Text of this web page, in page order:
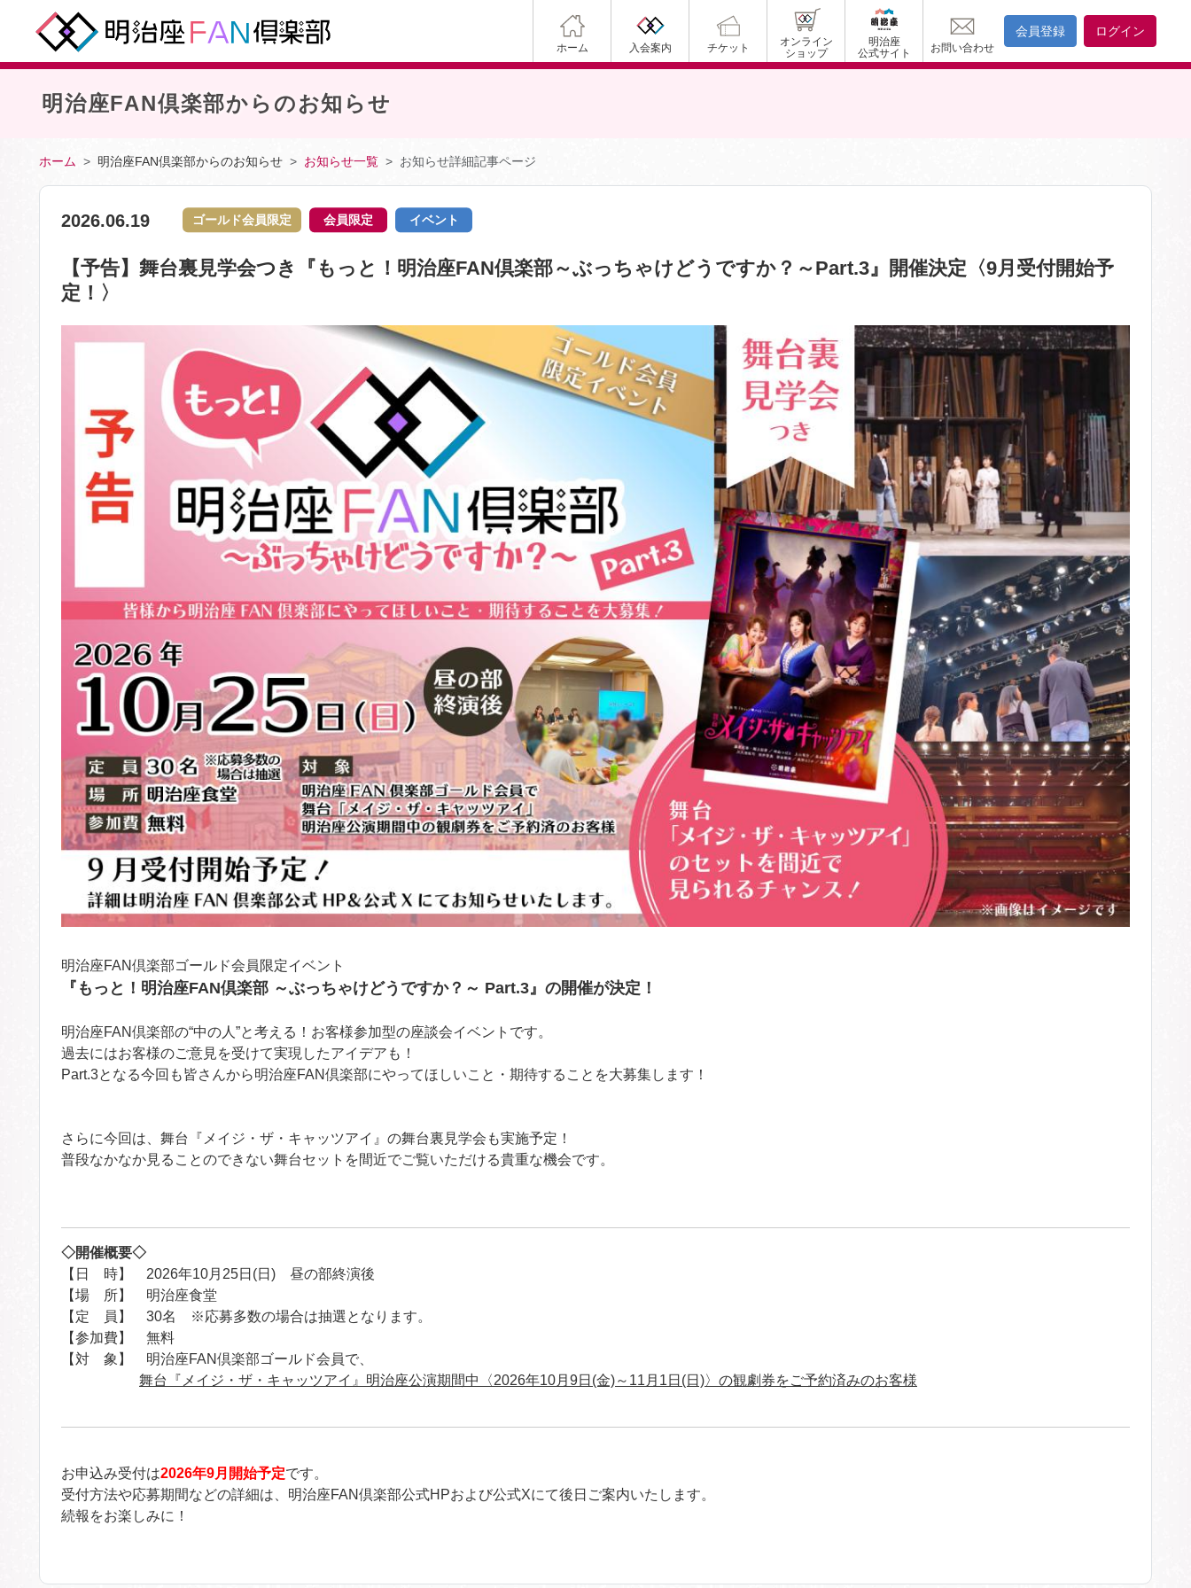
ホーム 入会案内 チケット
オンライン
ショップ
明治座
公式サイト
お問い合わせ
会員登録 ログイン
明治座FAN倶楽部からのお知らせ
ホーム 明治座FAN倶楽部からのお知らせ お知らせ一覧 お知らせ詳細記事ページ
2026.06.19 ゴールド会員限定 会員限定 イベント
【予告】舞台裏見学会つき『もっと！明治座FAN倶楽部～ぶっちゃけどうですか？～Part.3』開催決定〈9月受付開始予
定！〉
明治座FAN倶楽部ゴールド会員限定イベント
『もっと！明治座FAN倶楽部 ～ぶっちゃけどうですか？～ Part.3』の開催が決定！
明治座FAN倶楽部の“中の人”と考える！お客様参加型の座談会イベントです。
過去にはお客様のご意見を受けて実現したアイデアも！
Part.3となる今回も皆さんから明治座FAN倶楽部にやってほしいこと・期待することを大募集します！
さらに今回は、舞台『メイジ・ザ・キャッツアイ』の舞台裏見学会も実施予定！
普段なかなか見ることのできない舞台セットを間近でご覧いただける貴重な機会です。
◇開催概要◇
【日 時】 2026年10月25日(日) 昼の部終演後
【場 所】 明治座食堂
【定 員】 30名 ※応募多数の場合は抽選となります。
【参加費】 無料
【対 象】 明治座FAN倶楽部ゴールド会員で、
舞台『メイジ・ザ・キャッツアイ』明治座公演期間中〈2026年10月9日(金)～11月1日(日)〉の観劇券をご予約済みのお客様
お申込み受付は2026年9月開始予定です。
受付方法や応募期間などの詳細は、明治座FAN倶楽部公式HPおよび公式Xにて後日ご案内いたします。
続報をお楽しみに！